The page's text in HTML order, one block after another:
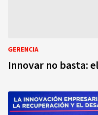
GERENCIA
Innovar no basta: